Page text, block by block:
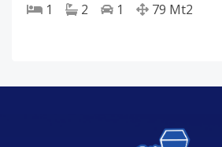
1 2 1 79 Mt2